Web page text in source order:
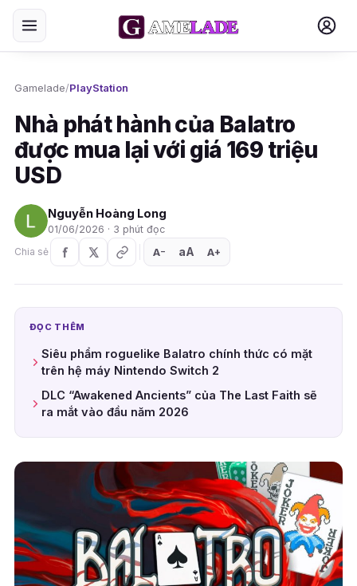
Gamelade/PlayStation
Nhà phát hành của Balatro
được mua lại với giá 169 triệu
USD
Nguyễn Hoàng Long
01/06/2026 · 3 phút đọc
Chia sẻ
A− aA A+
ĐỌC THÊM
Siêu phẩm roguelike Balatro chính thức có mặt
trên hệ máy Nintendo Switch 2
DLC “Awakened Ancients” của The Last Faith sẽ
ra mắt vào đầu năm 2026